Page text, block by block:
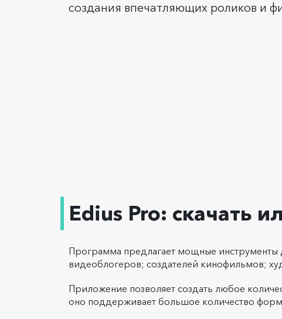
создания впечатляющих роликов и
Edius Pro: скачать
Программа предлагает мощные
видеоблогеров; создателей кинофильмов;
Приложение позволяет создать любое
оно поддерживает большое количество